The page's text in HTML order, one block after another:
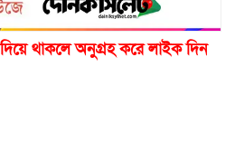
থাকলে অনুগ্রহ করে লাইক দিন